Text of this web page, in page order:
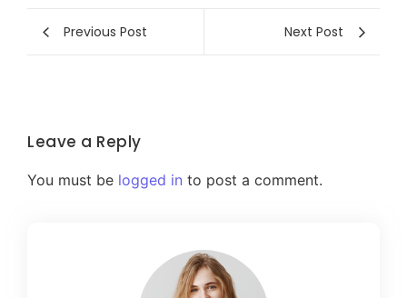
Previous Post Next Post
Leave a Reply
You must be logged in to post a comment.